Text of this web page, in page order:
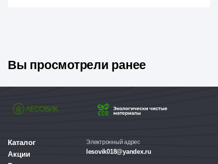
Вы просмотрели ранее
Каталог
Акции
Электронный адрес
lesovik018@yandex.ru